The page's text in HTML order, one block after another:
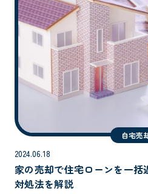
自宅売
2024.06.18
家の売却で住宅ローンを一括
対処法を解説